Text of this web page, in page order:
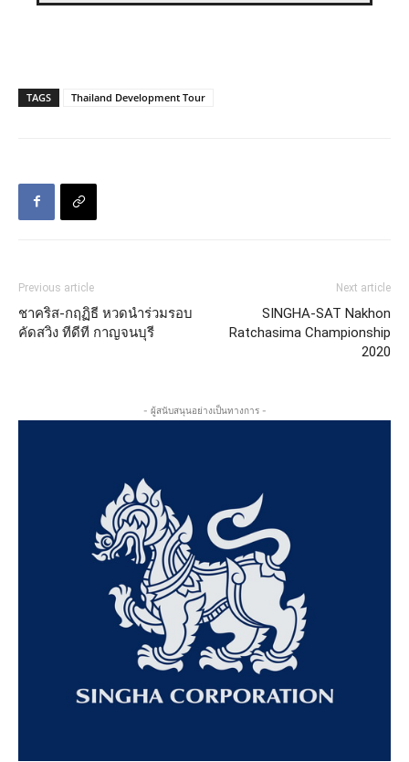
TAGS Thailand Development Tour
Previous article
ชาคริส-กฤฏิธี หวดนำร่วมรอบ
คัดสวิง ทีดีที กาญจนบุรี
Next article
SINGHA-SAT Nakhon
Ratchasima Championship
2020
- ผู้สนับสนุนอย่างเป็นทางการ -